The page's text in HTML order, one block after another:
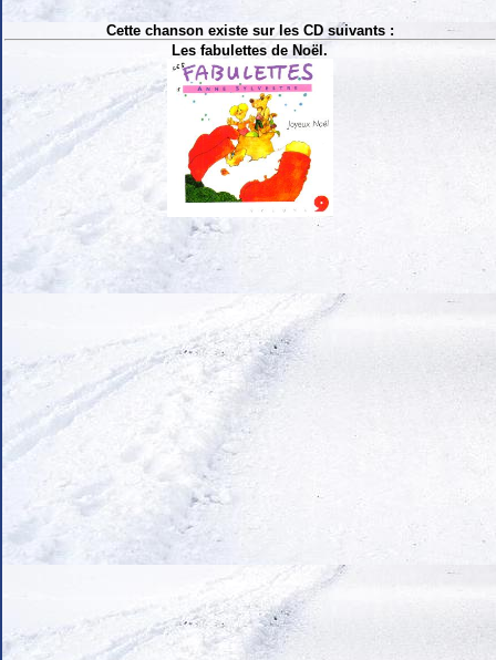
Cette chanson existe sur les CD suivants :
Les fabulettes de Noël.